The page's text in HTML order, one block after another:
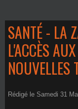
SANTÉ - LA
L'ACCÈS
NOUVELLES
Rédigé le Samedi 31